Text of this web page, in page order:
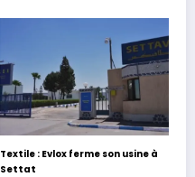
Textile : Evlox ferme son usine à
Settat